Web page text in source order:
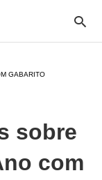
GABARITO
sobre
com